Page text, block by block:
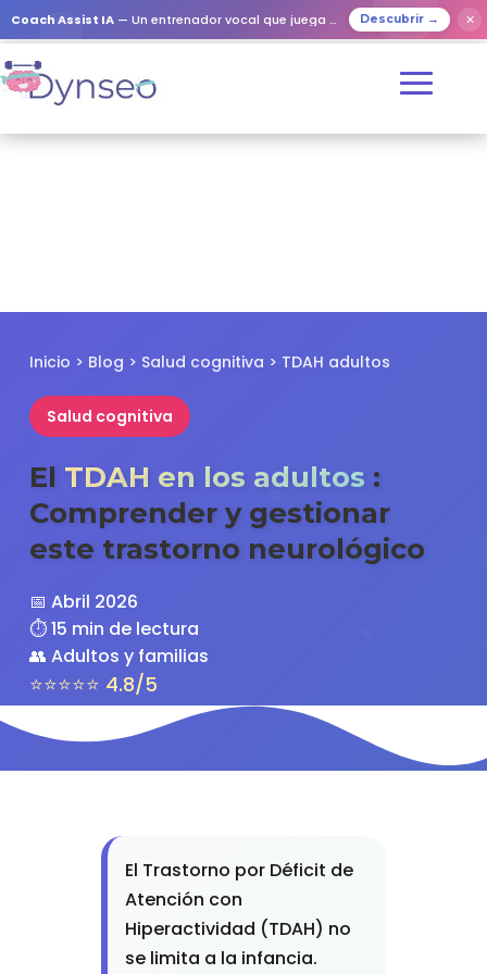
Coach Assist IA — Un entrenador vocal que juega con tus seres queridos Descubrir → ✕
Inicio > Blog > Salud cognitiva > TDAH adultos
Salud cognitiva
El TDAH en los adultos :
Comprender y gestionar
este trastorno neurológico
📅 Abril 2026
⏱️ 15 min de lectura
👥 Adultos y familias
⭐⭐⭐⭐⭐ 4.8/5
El Trastorno por Déficit de
Atención con
Hiperactividad (TDAH) no
se limita a la infancia.